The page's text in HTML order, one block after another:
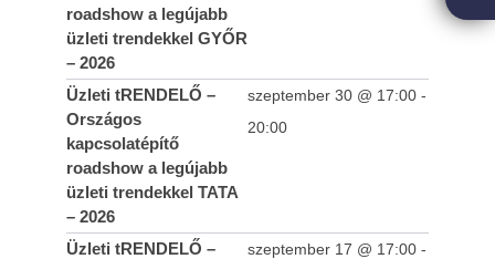
roadshow a legújabb
üzleti trendekkel GYŐR
– 2026
Üzleti tRENDELŐ –
Országos
kapcsolatépítő
roadshow a legújabb
üzleti trendekkel TATA
– 2026
szeptember 30 @ 17:00 -
20:00
Üzleti tRENDELŐ –
szeptember 17 @ 17:00 -